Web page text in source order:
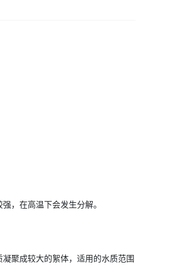
，在高温下会发生分解。
聚成较大的絮体，适用的水质范围